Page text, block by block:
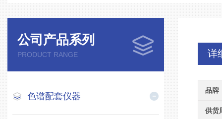
公司产品系列
PRODUCT RANGE
色谱配套仪器
详
品牌
供货